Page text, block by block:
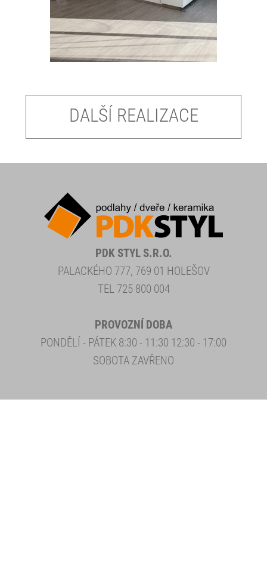
DALŠÍ REALIZACE
PDK STYL S.R.O.
PALACKÉHO 777, 769 01 HOLEŠOV
TEL 725 800 004
PROVOZNÍ DOBA
PONDĚLÍ - PÁTEK 8:30 - 11:30 12:30 - 17:00
SOBOTA ZAVŘENO